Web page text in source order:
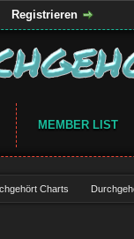
Registrieren
MEMBER LIST
Charts